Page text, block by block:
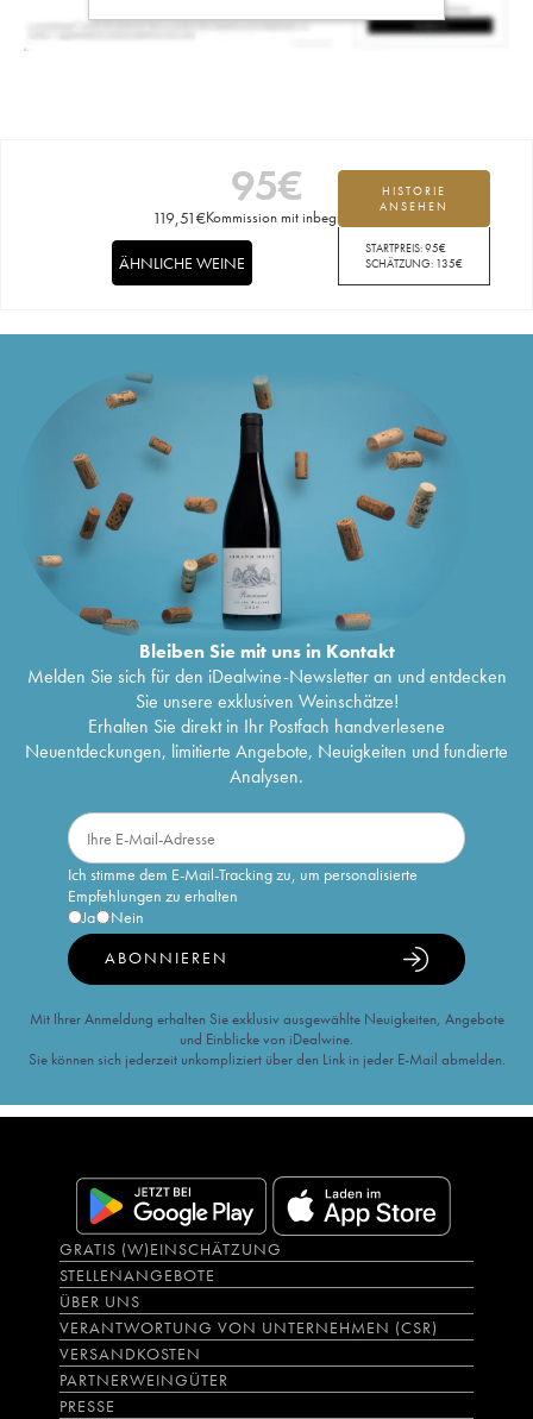
95€
119,51€Kommission mit inbegriffen
HISTORIE
ANSEHEN
STARTPREIS:95€
SCHÄTZUNG: 135€
ÄHNLICHE WEINE
Bleiben Sie mit uns in Kontakt
Melden Sie sich für den iDealwine-Newsletter an und entdecken
Sie unsere exklusiven Weinschätze!
Erhalten Sie direkt in Ihr Postfach handverlesene
Neuentdeckungen, limitierte Angebote, Neuigkeiten und fundierte
Analysen.
Ich stimme dem E-Mail-Tracking zu, um personalisierte
Empfehlungen zu erhalten
Ja
Nein
ABONNIEREN
Mit Ihrer Anmeldung erhalten Sie exklusiv ausgewählte Neuigkeiten, Angebote
und Einblicke von iDealwine.
Sie können sich jederzeit unkompliziert über den Link in jeder E-Mail abmelden.
GRATIS (W)EINSCHÄTZUNG
STELLENANGEBOTE
ÜBER UNS
VERANTWORTUNG VON UNTERNEHMEN (CSR)
VERSANDKOSTEN
PARTNERWEINGÜTER
PRESSE